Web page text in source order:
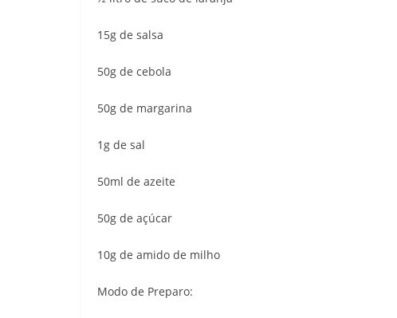
15g de salsa
50g de cebola
50g de margarina
1g de sal
50ml de azeite
50g de açúcar
10g de amido de milho
Modo de Preparo: